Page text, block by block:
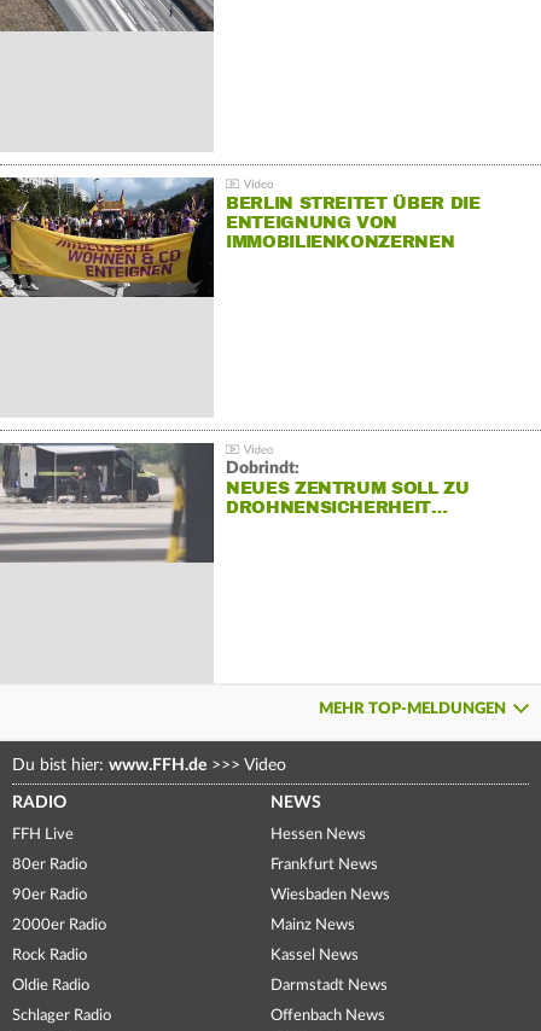
BERLIN STREITET ÜBER DIE
ENTEIGNUNG VON
IMMOBILIENKONZERNEN
Dobrindt:
NEUES ZENTRUM SOLL ZU
DROHNENSICHERHEIT…
MEHR TOP-MELDUNGEN
Du bist hier: www.FFH.de >>> Video
RADIO
FFH Live
80er Radio
90er Radio
2000er Radio
Rock Radio
Oldie Radio
Schlager Radio
NEWS
Hessen News
Frankfurt News
Wiesbaden News
Mainz News
Kassel News
Darmstadt News
Offenbach News